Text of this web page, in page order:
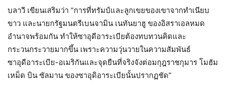
บลาวี เขียนเสริมว่า “การที่ทรัมป์และลูกเขยของเขาจากทำเนียบ
ขาว และนายกรัฐมนตรีเบนจามิน เนทันยาฮู ของอิสราเอลหมด
อำนาจพร้อมกัน ทำให้ซาอุดีอาระเบียต้องทบทวนคิดและ
กระวนกระวายมากขึ้น เพราะความวุ่นวายในความสัมพันธ์
ซาอุดีอาระเบีย-อเมริกันและจุดยืนที่จริงจังต่อมกุฎราชกุมาร โมฮัม
เหม็ด บิน ซัลมาน ของซาอุดิอาระเบียนั้นปรากฏชัด”